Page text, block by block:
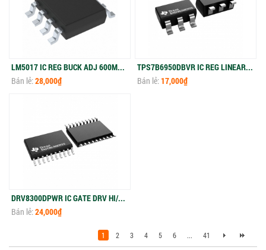
LM5017 IC REG BUCK ADJ 600MA 8SOPWR
Bán lẻ:28,000₫
TPS7B6950DBVR IC REG LINEAR 5V 150MA SOT23-5
Bán lẻ:17,000₫
DRV8300DPWR IC GATE DRV HI/LOW SIDE 20HTSSOP
Bán lẻ:24,000₫
1 2 3 4 5 6 ... 41